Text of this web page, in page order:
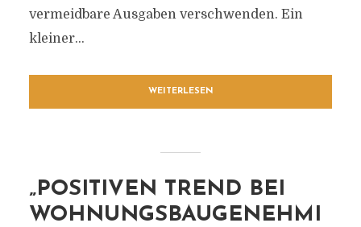
vermeidbare Ausgaben verschwenden. Ein
kleiner...
WEITERLESEN
„POSITIVEN TREND BEI
WOHNUNGSBAUGENEHMI